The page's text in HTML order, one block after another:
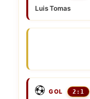
Luis Tomas
GOL 2:1